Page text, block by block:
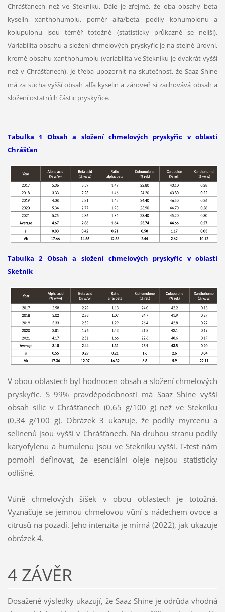
Chrášťanech než ve Stekníku. Dále je zřejmé, že oba obsahy beta
kyselin, xanthohumolu, poměr alfa/beta, podíly kohumolonu a
kolupulonu jsou téměř totožné (statisticky průkazně se neliší).
Variabilita obsahu a složení chmelových pryskyřic je na stejné úrovni,
kromě obsahu xanthohumolu (variabilita ve Stekníku je dvakrát vyšší
než v Chrášťanech). Je třeba upozornit na skutečnost, že Saaz Shine
má za sucha vyšší obsah alfa kyselin a zároveň si zachovává obsah a
složení ostatních částic pryskyřice.
Tabulka 1 Obsah a složení chmelových pryskyřic v oblasti
Chrášťan
Tabulka 2 Obsah a složení chmelových pryskyřic v oblasti
Sketník
V obou oblastech byl hodnocen obsah a složení chmelových
pryskyřic. S 99% pravděpodobností má Saaz Shine vyšší
obsah silic v Chrášťanech (0,65 g/100 g) než ve Stekníku
(0,34 g/100 g). Obrázek 3 ukazuje, že podíly myrcenu a
selinenů jsou vyšší v Chrášťanech. Na druhou stranu podíly
karyofylenu a humulenu jsou ve Stekníku vyšší. T-test nám
pomohl definovat, že esenciální oleje nejsou statisticky
odlišné.
Vůně chmelových šišek v obou oblastech je totožná.
Vyznačuje se jemnou chmelovou vůní s nádechem ovoce a
citrusů na pozadí. Jeho intenzita je mírná (2022), jak ukazuje
obrázek 4.
4 ZÁVĚR
Dosažené výsledky ukazují, že Saaz Shine je odrůda vhodná